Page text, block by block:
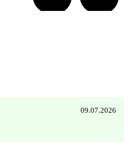
09.07.2026